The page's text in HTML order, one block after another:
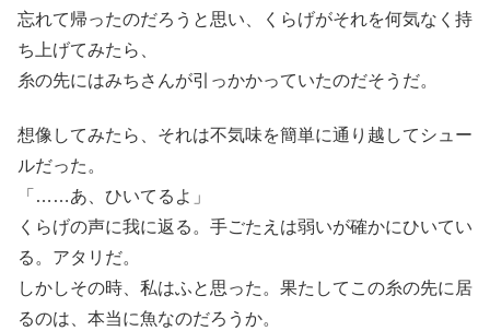
忘れて帰ったのだろうと思い、くらげがそれを何気なく持
ち上げてみたら、
糸の先にはみちさんが引っかかっていたのだそうだ。
想像してみたら、それは不気味を簡単に通り越してシュー
ルだった。
「……あ、ひいてるよ」
くらげの声に我に返る。手ごたえは弱いが確かにひいてい
る。アタリだ。
しかしその時、私はふと思った。果たしてこの糸の先に居
るのは、本当に魚なのだろうか。